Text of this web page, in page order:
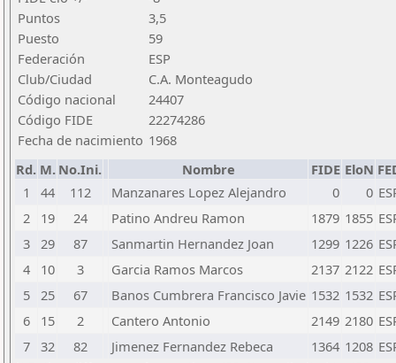
Puntos
3,5
Puesto
59
Federación
ESP
Club/Ciudad
C.A. Monteagudo
Código nacional
24407
Código FIDE
22274286
Fecha de nacimiento 1968
Rd. M. No.Ini. Nombre FIDE EloN
1
44 112 Manzanares Lopez Alejandro 0 0
2
19 24 Patino Andreu Ramon 1879 1855
3 29 87 Sanmartin Hernandez Joan 1299 1226
4
10 3 Garcia Ramos Marcos 2137 2122
5 25 67 Banos Cumbrera Francisco Javie 1532 1532
6
15 2 Cantero Antonio 2149 2180
7 32 82 Jimenez Fernandez Rebeca 1364 1208